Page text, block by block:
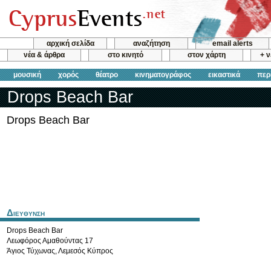
αρχική σελίδα αναζήτηση
email alerts
νέα & άρθρα
στο κινητό στον χάρτη +
μουσική χορός θέατρο κινηματογράφος εικαστικά
Drops Beach Bar
Drops Beach Bar
Διευθυνση
Drops Beach Bar
Λεωφόρος Αμαθούντας 17
Άγιος Τύχωνας,Λεμεσός Κύπρος